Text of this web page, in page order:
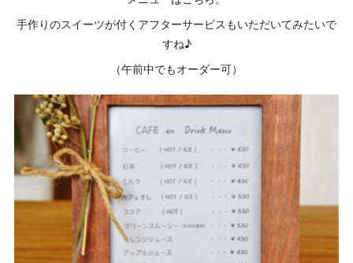
手作りのスイーツが付くアフターサービスもいただいてみたいで
すね♪
（午前中でもオーダー可）